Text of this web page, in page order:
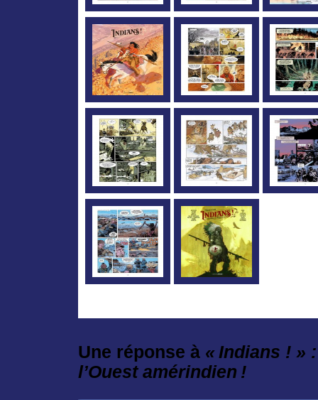
Une réponse à « Indians ! »
l’Ouest amérindien !